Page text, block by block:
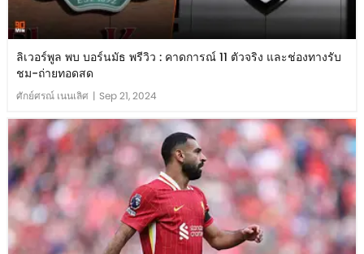
ลิเวอร์พูล พบ บอร์นมัธ พรีวิว : คาดการณ์ 11 ตัวจริง และช่องทางรับ
ชม-ถ่ายทอดสด
ศักย์ศรณ์ เนนเลิศ | Sep 21, 2024